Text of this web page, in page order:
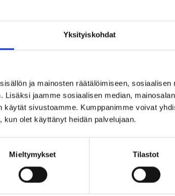
Yksityiskohdat
ja mainosten räätälöimiseen,
Lisäksi jaamme sosiaalisen median,
käytät sivustoamme. Kumppanimme voivat
olet käyttänyt heidän palvelujaan.
Mieltymykset Tilastot
Täydellinen kastelahja kummilapselle –
muiston.
sormuksen tai korun